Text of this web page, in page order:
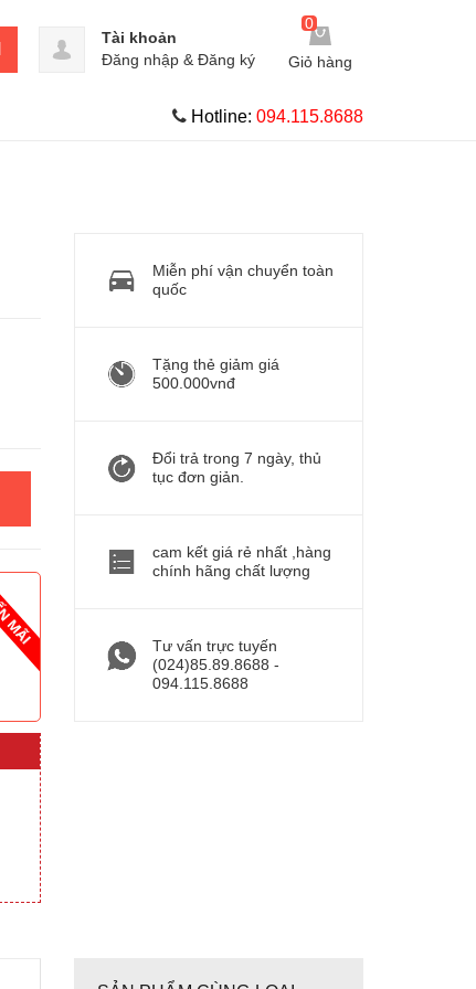
0
Giỏ hàng
Tài khoản
Đăng nhập & Đăng ký
Hotline: 094.115.8688
Miễn phí vận chuyển toàn
quốc
Tặng thẻ giảm giá
500.000vnđ
Đổi trả trong 7 ngày, thủ
tục đơn giản.
cam kết giá rẻ nhất ,hàng
chính hãng chất lượng
Tư vấn trực tuyến
(024)85.89.8688 -
094.115.8688